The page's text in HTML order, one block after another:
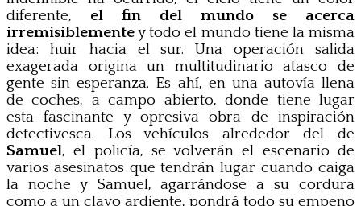
diferente, el fin del mundo se acerca
irremisiblementey todo el mundo tiene la misma
idea: huir hacia el sur. Una operación salida
exagerada origina un multitudinario atasco de
gente sin esperanza. Es ahí, en una autovía llena
de coches, a campo abierto, donde tiene lugar
esta fascinante y opresiva obra de inspiración
detectivesca. Los vehículos alrededor del de
Samuel, el policía, se volverán el escenario de
varios asesinatos que tendrán lugar cuando caiga
la noche y Samuel, agarrándose a su cordura
como a un clavo ardiente, pondrá todo su empeño